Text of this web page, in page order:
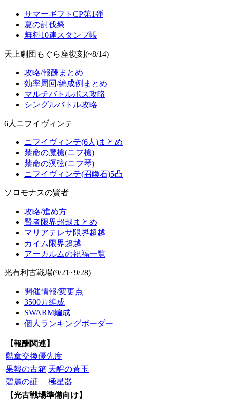
サマーギフトCP第1弾
夏の討伐祭
無料10連スタンプ帳
天上劇団もぐら座復刻(~8/14)
攻略/報酬まとめ
効率周回/編成例まとめ
マルチバトルボス攻略
シングルバトル攻略
6人ニフイヴィンテ
ニフイヴィンテ(6人)まとめ
禁命の魔槍(ニフ槍)
禁命の溟弦(ニフ琴)
ニフイヴィンテ(召喚石)5凸
ソロモナスの賢者
攻略/進め方
賢者限界超越まとめ
マリアテレサ限界超越
カイム限界超越
アーカルムの祝福一覧
光有利古戦場(9/21~9/28)
開催情報/変更点
3500万編成
SWARM編成
個人ランキングボーダー
【報酬関連】
勲章交換優先度
果報の古箱 天醒の蒼玉
碧麗の証
極星器
【光古戦場準備向け】